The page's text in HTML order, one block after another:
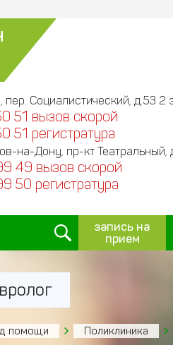
пер. Социалистический, д.53 2
51 вызов скорой
51 регистратура
на-Дону, пр-кт Театральный,
49 вызов скорой
50 регистратура
запись на
прием
помощи
Поликлиника